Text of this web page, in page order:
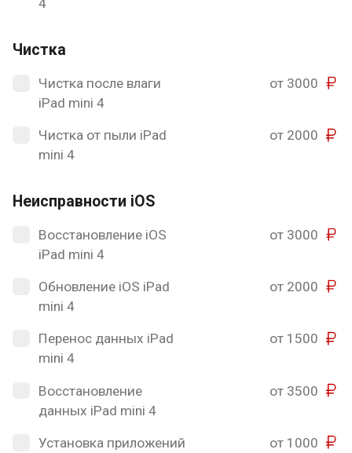
4
Чистка
Чистка после влаги
iPad mini 4
от 3000
Чистка от пыли iPad
mini 4
от 2000
Неисправности iOS
Восстановление iOS
iPad mini 4
от 3000
Обновление iOS iPad
mini 4
от 2000
Перенос данных iPad
mini 4
от 1500
Восстановление
данных iPad mini 4
от 3500
Установка приложений
от 1000